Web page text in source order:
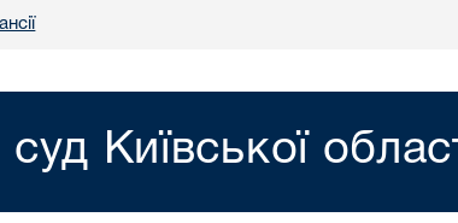
Київської